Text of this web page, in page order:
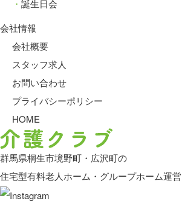
誕生日会
会社情報
会社概要
スタッフ求人
お問い合わせ
プライバシーポリシー
HOME
群馬県桐生市境野町・広沢町の
住宅型有料老人ホーム・グループホーム運営